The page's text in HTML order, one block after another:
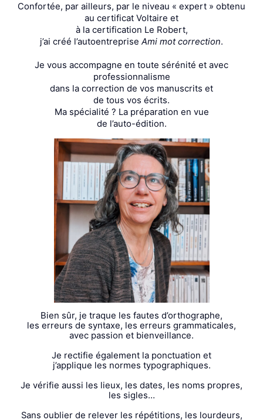
Confortée, par ailleurs, par le niveau « expert » obtenu
au certificat Voltaire et
à la certification Le Robert,
j’ai créé l’autoentreprise Ami mot correction.
Je vous accompagne en toute sérénité et avec
professionnalisme
dans la correction de vos manuscrits et
de tous vos écrits.
Ma spécialité ? La préparation en vue
de l’auto-édition.
Bien sûr, je traque les fautes d’orthographe,
les erreurs de syntaxe, les erreurs grammaticales,
avec passion et bienveillance.
Je rectifie également la ponctuation et
j’applique les normes typographiques.
Je vérifie aussi les lieux, les dates, les noms propres,
les sigles…
Sans oublier de relever les répétitions, les lourdeurs,